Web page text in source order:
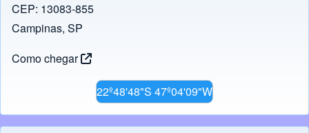
CEP: 13083-855
Campinas, SP
Como chegar
22º48'48"S 47º04'09"W